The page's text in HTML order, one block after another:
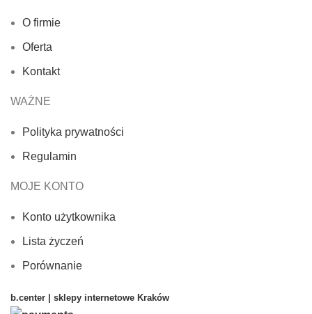
O firmie
Oferta
Kontakt
WAŻNE
Polityka prywatności
Regulamin
MOJE KONTO
Konto użytkownika
Lista życzeń
Porównanie
b.center | sklepy internetowe Kraków